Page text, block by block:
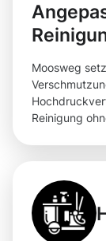
Moosweg
Reinigung